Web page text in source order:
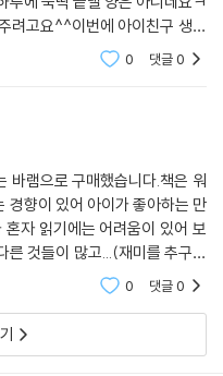
려고요^^이번에 아이친구 생일
니 받는 아이도 좋아해줄것 같
0 댓글0
바램으로 구매했습니다.책은 워
경향이 있어 아이가 좋아하는 만
자 읽기에는 어려움이 있어 보
른 것들이 많고...(재미를 추구하
요) 그래서 영어 학습의 의미보
0 댓글0